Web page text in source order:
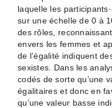
laquelle les
sur une échelle de 0 à
des rôles,
envers les femmes et
de l’égalité indiquent
sexistes. Dans les
codés de sorte qu’une
égalitaires et donc en
qu’une valeur basse